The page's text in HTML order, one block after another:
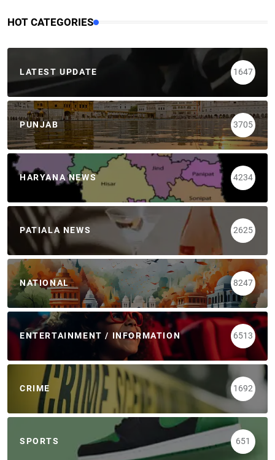
HOT CATEGORIES
LATEST UPDATE 1647
PUNJAB 3705
HARYANA NEWS 4234
PATIALA NEWS 2625
NATIONAL 8247
ENTERTAINMENT / INFORMATION 6513
CRIME 1692
SPORTS 651